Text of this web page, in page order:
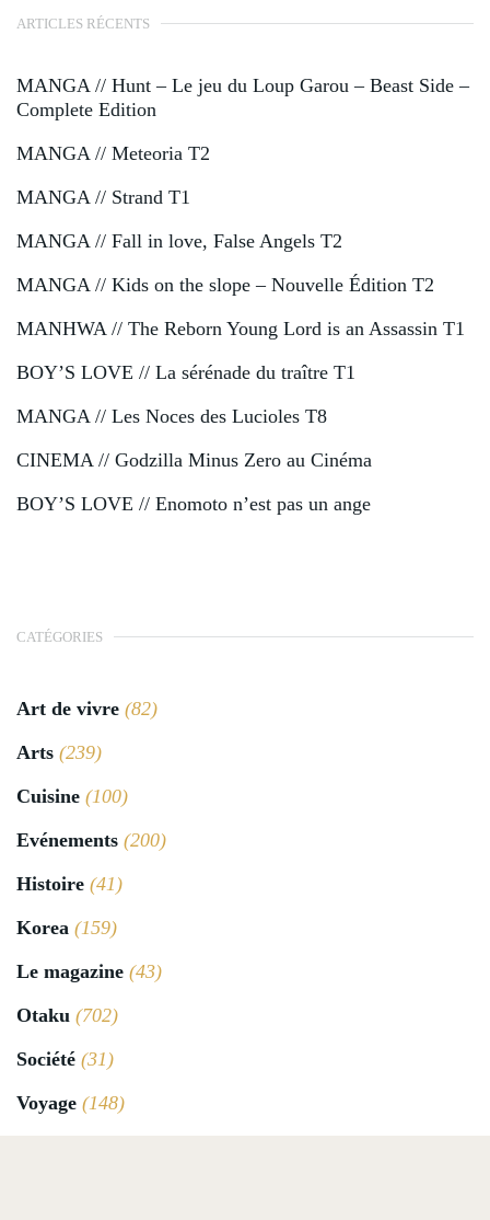
ARTICLES RÉCENTS
MANGA // Hunt – Le jeu du Loup Garou – Beast Side –
Complete Edition
MANGA // Meteoria T2
MANGA // Strand T1
MANGA // Fall in love, False Angels T2
MANGA // Kids on the slope – Nouvelle Édition T2
MANHWA // The Reborn Young Lord is an Assassin T1
BOY’S LOVE // La sérénade du traître T1
MANGA // Les Noces des Lucioles T8
CINEMA // Godzilla Minus Zero au Cinéma
BOY’S LOVE // Enomoto n’est pas un ange
CATÉGORIES
Art de vivre (82)
Arts (239)
Cuisine (100)
Evénements (200)
Histoire (41)
Korea (159)
Le magazine (43)
Otaku (702)
Société (31)
Voyage (148)